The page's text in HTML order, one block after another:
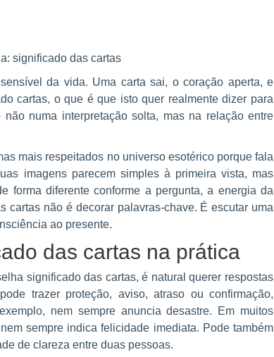
da vida. Uma carta sai, o coração aperta, e
cartas, o que é que isto quer realmente dizer para
numa interpretação solta, mas na relação entre
mais respeitados no universo esotérico porque fala
imagens parecem simples à primeira vista, mas
forma diferente conforme a pergunta, a energia da
cartas não é decorar palavras-chave. É escutar uma
ao presente.
das cartas na prática
significado das cartas, é natural querer respostas
trazer proteção, aviso, atraso ou confirmação,
nem sempre anuncia desastre. Em muitos
sempre indica felicidade imediata. Pode também
de clareza entre duas pessoas.